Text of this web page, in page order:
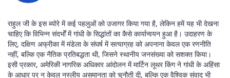
राहुल जी के इस ब्योरे में कई पहलुओं को उजागर किया गया है, लेकिन हमें यह भी देखना
चाहिए कि विभिन्न संदर्भों में गांधी के सिद्धांतों का कैसे कार्यान्वयन हुआ है। उदाहरण के
लिए, दक्षिण अफ्रीका में मंडेला के संघर्ष में सत्याग्रह को अपनाना केवल एक रणनीति
नहीं, बल्कि एक नैतिक प्रतिबद्धता थी, जिसने स्थानीय जनसंख्या को सशक्त किया।
इसी प्रकार, अमेरिकी नागरिक अधिकार आंदोलन में मार्टिन लूथर किंग ने गांधी के अहिंसा
के आधार पर न केवल नस्लीय असमानता को चुनौती दी, बल्कि एक वैश्विक संवाद भी